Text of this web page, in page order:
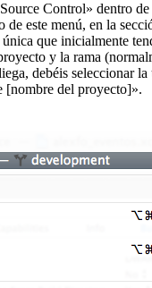
Control» dentro
de este menú, en la
que inicialmente
y la rama
debéis seleccionar
[nombre del proyecto]».